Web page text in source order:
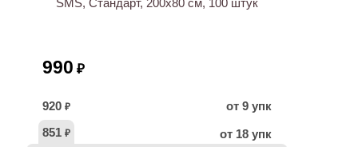
SMS, Стандарт, 200х80 см, 100 штук
990 ₽
920 ₽
от 9 упк
851 ₽ от 18 упк